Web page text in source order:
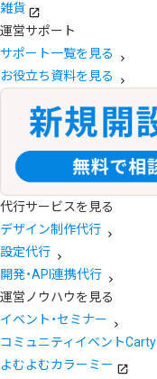
雑貨
運営サポート
サポート一覧を見る
お役立ち資料を見る
代行サービスを見る
デザイン制作代行
設定代行
開発・API連携代行
運営ノウハウを見る
イベント・セミナー
コミュニティイベントCarty
よむよむカラーミー